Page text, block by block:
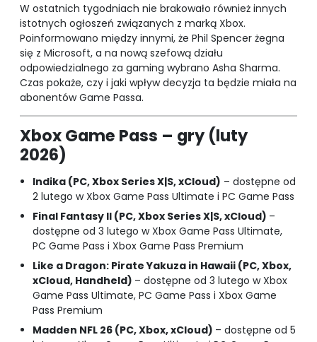
W ostatnich tygodniach nie brakowało również innych
istotnych ogłoszeń związanych z marką Xbox.
Poinformowano między innymi, że Phil Spencer żegna
się z Microsoft, a na nową szefową działu
odpowiedzialnego za gaming wybrano Asha Sharma.
Czas pokaże, czy i jaki wpływ decyzja ta będzie miała na
abonentów Game Passa.
Xbox Game Pass – gry (luty
2026)
Indika (PC, Xbox Series X|S, xCloud) – dostępne od
2 lutego w Xbox Game Pass Ultimate i PC Game Pass
Final Fantasy II (PC, Xbox Series X|S, xCloud) –
dostępne od 3 lutego w Xbox Game Pass Ultimate,
PC Game Pass i Xbox Game Pass Premium
Like a Dragon: Pirate Yakuza in Hawaii (PC, Xbox,
xCloud, Handheld) – dostępne od 3 lutego w Xbox
Game Pass Ultimate, PC Game Pass i Xbox Game
Pass Premium
Madden NFL 26 (PC, Xbox, xCloud) – dostępne od 5